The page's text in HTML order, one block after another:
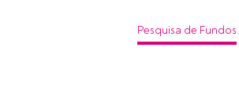
Pesquisa de Fundos